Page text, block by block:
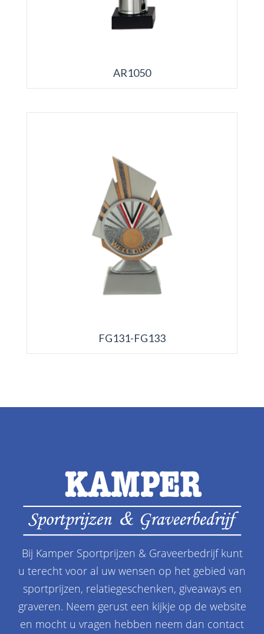
AR1050
FG131-FG133
Bij Kamper Sportprijzen & Graveerbedrijf kunt
u terecht voor al uw wensen op het gebied van
sportprijzen, relatiegeschenken, giveaways en
graveren. Neem gerust een kijkje op de website
en mocht u vragen hebben neem dan contact